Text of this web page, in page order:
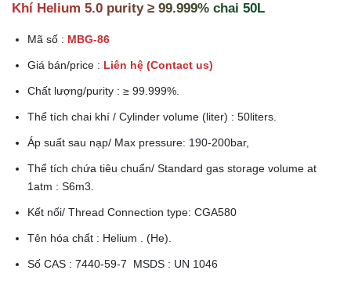
Khí Helium 5.0 purity ≥ 99.999% chai 50L
Mã số : MBG-86
Giá bán/price : Liên hệ (Contact us)
Chất lượng/purity : ≥ 99.999%.
Thể tích chai khí / Cylinder volume (liter) : 50liters.
Áp suất sau nạp/ Max pressure: 190-200bar,
Thể tích chứa tiêu chuẩn/ Standard gas storage volume at
1atm : S6m3.
Kết nối/ Thread Connection type: CGA580
Tên hóa chất : Helium . (He).
Số CAS : 7440-59-7 MSDS : UN 1046